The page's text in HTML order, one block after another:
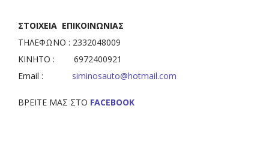
ΣΤΟΙΧΕΙΑ ΕΠΙΚΟΙΝΩΝΙΑΣ
ΤΗΛΕΦΩΝΟ : 2332048009
ΚΙΝΗΤΟ : 6972400921
Email : siminosauto@hotmail.com
ΒΡΕΙΤΕ ΜΑΣ ΣΤΟ FACEBOOK